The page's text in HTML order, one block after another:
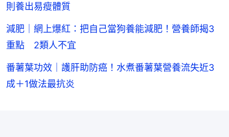
則養出易瘦體質
減肥｜網上爆紅：把自己當狗養能減肥！營養師揭3
重點 2類人不宜
番薯葉功效｜護肝助防癌！水煮番薯葉營養流失近3
成＋1做法最抗炎